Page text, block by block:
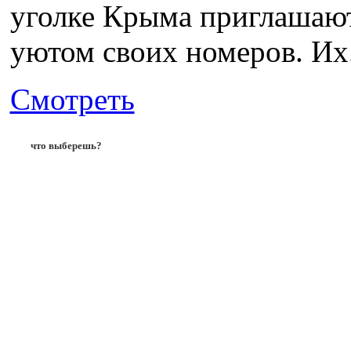
уголке Крыма
уютом своих номеров.
Смотреть
что выберешь?